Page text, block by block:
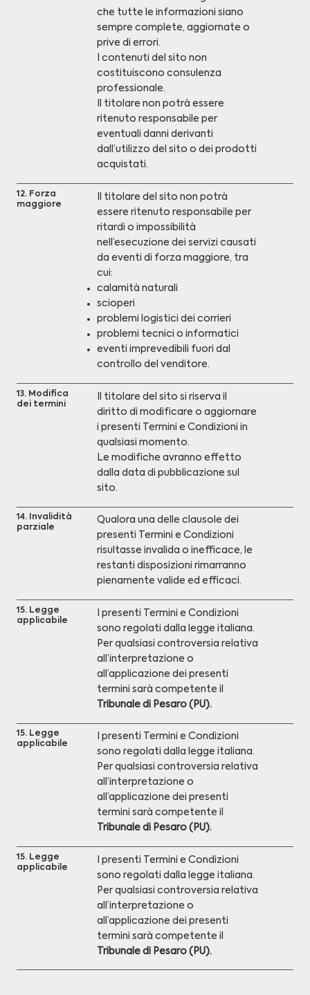
che tutte le informazioni siano
sempre complete, aggiornate o
prive di errori.
I contenuti del sito non
costituiscono consulenza
professionale.
Il titolare non potrà essere
ritenuto responsabile per
eventuali danni derivanti
dall’utilizzo del sito o dei prodotti
acquistati.
12. Forza
maggiore
Il titolare del sito non potrà
essere ritenuto responsabile per
ritardi o impossibilità
nell’esecuzione dei servizi causati
da eventi di forza maggiore, tra
cui:
calamità naturali
scioperi
problemi logistici dei corrieri
problemi tecnici o informatici
eventi imprevedibili fuori dal
controllo del venditore.
13. Modifica
dei termini
Il titolare del sito si riserva il
diritto di modificare o aggiornare
i presenti Termini e Condizioni in
qualsiasi momento.
Le modifiche avranno effetto
dalla data di pubblicazione sul
sito.
14. Invalidità
parziale
Qualora una delle clausole dei
presenti Termini e Condizioni
risultasse invalida o inefficace, le
restanti disposizioni rimarranno
pienamente valide ed efficaci.
15. Legge
applicabile
I presenti Termini e Condizioni
sono regolati dalla legge italiana.
Per qualsiasi controversia relativa
all’interpretazione o
all’applicazione dei presenti
termini sarà competente il
Tribunale di Pesaro (PU).
15. Legge
applicabile
I presenti Termini e Condizioni
sono regolati dalla legge italiana.
Per qualsiasi controversia relativa
all’interpretazione o
all’applicazione dei presenti
termini sarà competente il
Tribunale di Pesaro (PU).
15. Legge
applicabile
I presenti Termini e Condizioni
sono regolati dalla legge italiana.
Per qualsiasi controversia relativa
all’interpretazione o
all’applicazione dei presenti
termini sarà competente il
Tribunale di Pesaro (PU).